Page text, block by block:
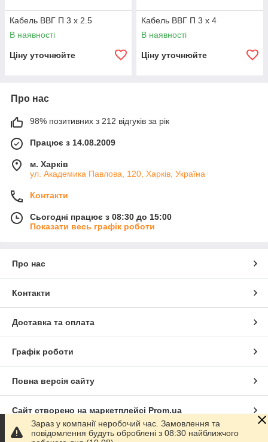
Кабель ВВГ П 3 х 2.5
В наявності
Ціну уточнюйте
Кабель ВВГ П 3 х 4
В наявності
Ціну уточнюйте
Про нас
98% позитивних з 212 відгуків за рік
Працює з 14.08.2009
м. Харків
ул. Академика Павлова, 120, Харків, Україна
Контакти
Сьогодні працює з 08:30 до 15:00
Показати весь графік роботи
Про нас
Контакти
Доставка та оплата
Графік роботи
Повна версія сайту
Сайт створено на маркетплейсі Prom.ua
Політика конфіденційності
Зараз у компанії неробочий час. Замовлення та
повідомлення будуть оброблені з 08:30 найближчого